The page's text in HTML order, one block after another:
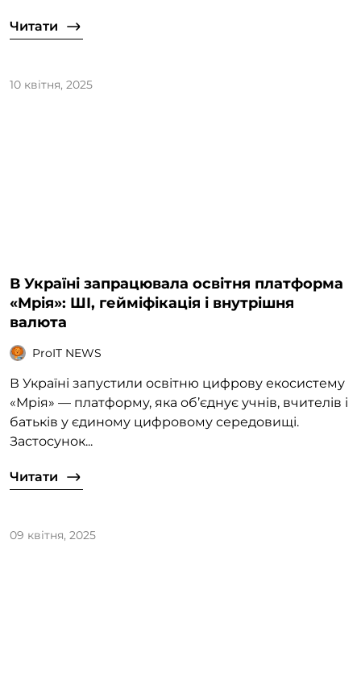
Читати
10 квітня, 2025
В Україні запрацювала освітня платформа
«Мрія»: ШІ, гейміфікація і внутрішня
валюта
ProIT NEWS
В Україні запустили освітню цифрову екосистему
«Мрія» — платформу, яка об’єднує учнів, вчителів і
батьків у єдиному цифровому середовищі.
Застосунок...
Читати
09 квітня, 2025